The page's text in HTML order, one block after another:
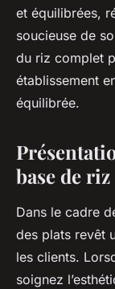
et équilibrées,
soucieuse de
du riz complet
établissement
équilibrée.
base de
Dans le cadre
des plats revêt
les clients.
soignez